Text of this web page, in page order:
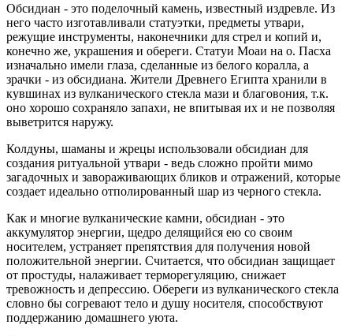
Обсидиан - это поделочный камень, известный издревле. Из
него часто изготавливали статуэтки, предметы утвари,
режущие инструменты, наконечники для стрел и копий и,
конечно же, украшения и обереги. Статуи Моаи на о. Пасха
изначально имели глаза, сделанные из белого коралла, а
зрачки - из обсидиана. Жители Древнего Египта хранили в
кувшинах из вулканического стекла мази и благовония, т.к.
оно хорошо сохраняло запахи, не впитывая их и не позволяя
выветрится наружу.
Колдуны, шаманы и жрецы использовали обсидиан для
создания ритуальной утвари - ведь сложно пройти мимо
загадочных и завораживающих бликов и отражений, которые
создает идеально отполированный шар из черного стекла.
Как и многие вулканические камни, обсидиан - это
аккумулятор энергии, щедро делящийся ею со своим
носителем, устраняет препятствия для получения новой
положительной энергии. Считается, что обсидиан защищает
от простуды, налаживает терморегуляцию, снижает
тревожность и депрессию. Обереги из вулканического стекла
словно бы согревают тело и душу носителя, способствуют
поддержанию домашнего уюта.